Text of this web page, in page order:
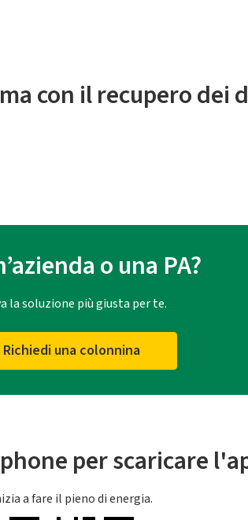
con il recupero dei
o una PA?
la soluzione più giusta per te.
Richiedi una colonnina
per scaricare
a fare il pieno di energia.